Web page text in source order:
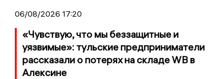
06/08/2026 17:20
«Чувствую, что мы беззащитные и
уязвимые»: тульские предприниматели
рассказали о потерях на складе WB в
Алексине